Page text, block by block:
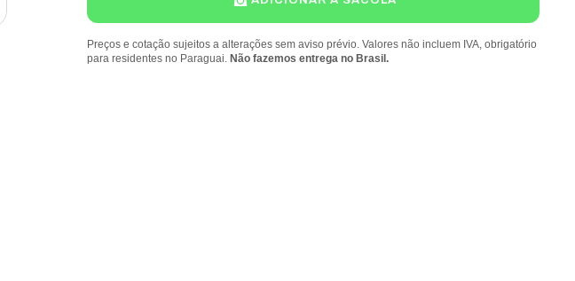
Preços e cotação sujeitos a alterações sem aviso prévio. Valores não incluem IVA, obrigatório
para residentes no Paraguai. Não fazemos entrega no Brasil.